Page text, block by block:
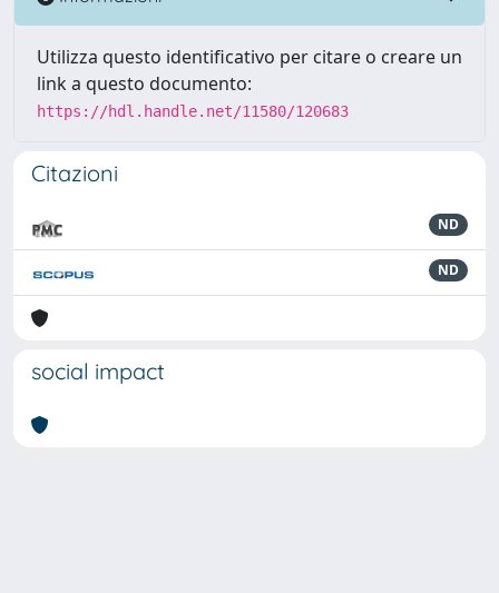
Utilizza questo identificativo per citare o creare un
link a questo documento:
https://hdl.handle.net/11580/120683
Citazioni
ND
ND
social impact